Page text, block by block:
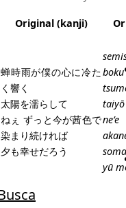
Original (kanji)
蝉時雨が僕の心に冷た
く響く
太陽を濡らして
ねぇ ずっと今が茜色で
染まり続ければ
夕も幸せだろう
yū